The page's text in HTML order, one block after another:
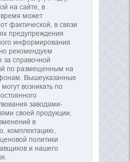
на сайте, в
может
фактической, в связи
предупреждения
информирования
рекомендуем
за справочной
по размещенным на
Вышеуказанные
возникать по
заводами-
своей продукции,
в
комплектацию,
политики
и нашего